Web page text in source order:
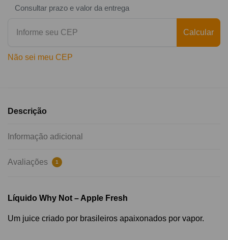
Consultar prazo e valor da entrega
Calcular
Não sei meu CEP
Descrição
Informação adicional
Avaliações 1
Líquido Why Not – Apple Fresh
Um juice criado por brasileiros apaixonados por vapor.